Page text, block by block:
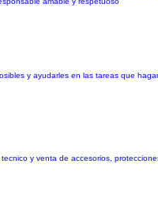
y ayudarles en las tareas que
y venta de accesorios,